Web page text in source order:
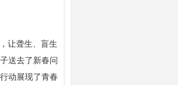
让聋生、盲生
送去了新春问
动展现了青春